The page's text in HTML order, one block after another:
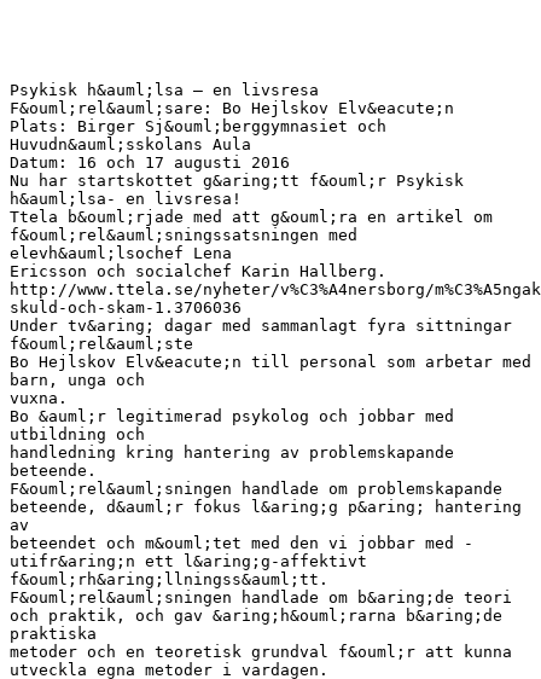
Psykisk h&auml;lsa – en livsresa
F&ouml;rel&auml;sare: Bo Hejlskov Elv&eacute;n
Plats: Birger Sj&ouml;berggymnasiet och
Huvudn&auml;sskolans Aula
Datum: 16 och 17 augusti 2016
Nu har startskottet g&aring;tt f&ouml;r Psykisk
h&auml;lsa- en livsresa!
Ttela b&ouml;rjade med att g&ouml;ra en artikel om
f&ouml;rel&auml;sningssatsningen med
elevh&auml;lsochef Lena
Ericsson och socialchef Karin Hallberg.
http://www.ttela.se/nyheter/v%C3%A4nersborg/
skuld-och-skam-1.3706036
Under tv&aring; dagar med sammanlagt fyra sittningar
f&ouml;rel&auml;ste
Bo Hejlskov Elv&eacute;n till personal som arbetar med
barn, unga och
vuxna.
Bo &auml;r legitimerad psykolog och jobbar med
utbildning och
handledning kring hantering av problemskapande
beteende.
F&ouml;rel&auml;sningen handlade om problemskapande
beteende, d&auml;r fokus l&aring;g p&aring; hantering
av
beteendet och m&ouml;tet med den vi jobbar med -
utifr&aring;n ett l&aring;g-affektivt
f&ouml;rh&aring;llningss&auml;tt.
F&ouml;rel&auml;sningen handlade om b&aring;de teori
och praktik, och gav &aring;h&ouml;rarna b&aring;de
praktiska
metoder och en teoretisk grundval f&ouml;r att kunna
utveckla egna metoder i vardagen.